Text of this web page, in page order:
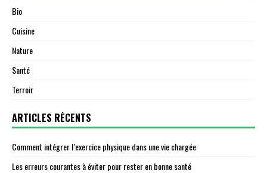
Bio
Cuisine
Nature
Santé
Terroir
ARTICLES RÉCENTS
Comment intégrer l’exercice physique dans une vie chargée
Les erreurs courantes à éviter pour rester en bonne santé